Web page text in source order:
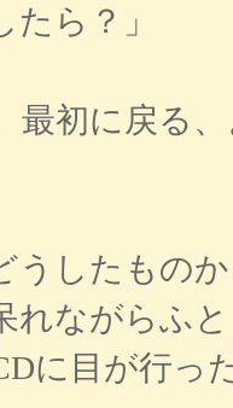
たら？」
最初に戻る
したもの
れながらふ
に目が行っ